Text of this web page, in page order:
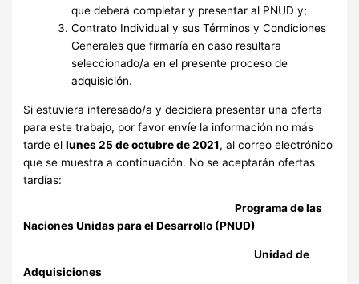
que deberá completar y presentar al PNUD y;
Contrato Individual y sus Términos y Condiciones
Generales que firmaría en caso resultara
seleccionado/a en el presente proceso de
adquisición.
Si estuviera interesado/a y decidiera presentar una oferta
para este trabajo, por favor envíe la información no más
tarde ellunes 25 de octubre de 2021, al correo electrónico
que se muestra a continuación. No se aceptarán ofertas
tardías:
Programa de las
Naciones Unidas para el Desarrollo (PNUD)
Unidad de
Adquisiciones